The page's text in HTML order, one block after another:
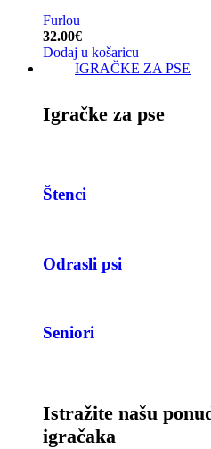
Furlou
32.00€
Dodaj u košaricu
IGRAČKE ZA PSE
Igračke za pse
Štenci
Odrasli psi
Seniori
Istražite našu
igračaka